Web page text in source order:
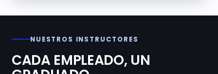
NUESTROS INSTRUCTORES
CADA EMPLEADO, UN